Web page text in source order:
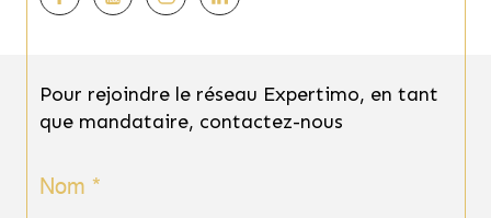
Pour rejoindre le réseau Expertimo, en tant
que mandataire, contactez-nous
Nom *